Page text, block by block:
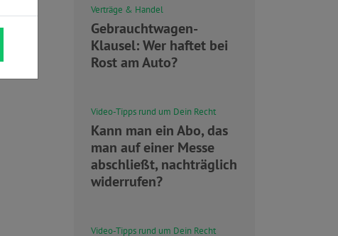
Verträge & Handel
Gebrauchtwagen-
Klausel: Wer haftet bei
Rost am Auto?
Video-Tipps rund um Dein Recht
Kann man ein Abo, das
man auf einer Messe
abschließt, nachträglich
widerrufen?
Video-Tipps rund um Dein Recht